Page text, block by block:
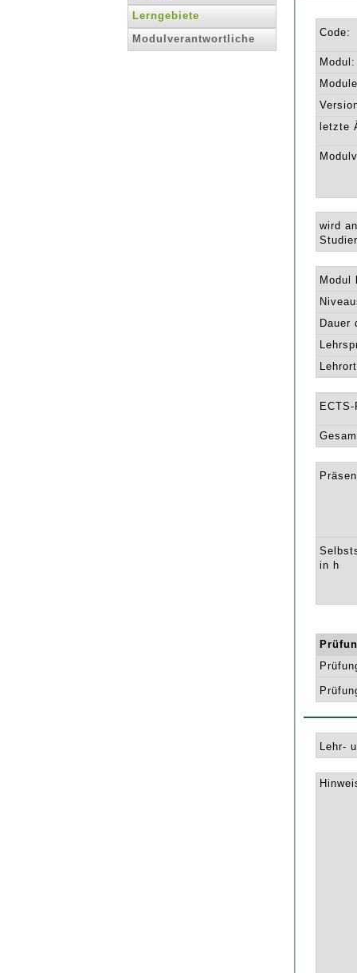
Lerngebiete
Modulverantwortliche
Code:
Modul:
letzte
wird
Modul
Dauer
in h
Lehr-